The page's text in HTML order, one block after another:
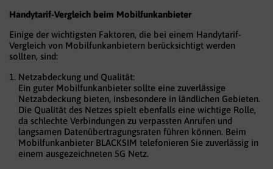
Handytarif-Vergleich beim Mobilfunkanbieter
Einige der wichtigsten Faktoren, die bei einem Handytarif-
Vergleich von Mobilfunkanbietern berücksichtigt werden
sollten, sind:
Netzabdeckung und Qualität:
Ein guter Mobilfunkanbieter sollte eine zuverlässige
Netzabdeckung bieten, insbesondere in ländlichen Gebieten.
Die Qualität des Netzes spielt ebenfalls eine wichtige Rolle,
da schlechte Verbindungen zu verpassten Anrufen und
langsamen Datenübertragungsraten führen können. Beim
Mobilfunkanbieter BLACKSIM telefonieren Sie zuverlässig in
einem ausgezeichneten 5G Netz.